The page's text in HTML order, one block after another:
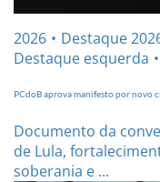
2026 Destaque
Destaque esquerda
PCdoB aprova manifesto por novo
Documento da
de Lula,
soberania e ...